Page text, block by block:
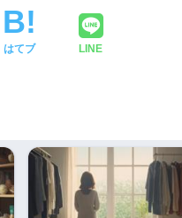
はてブ LINE